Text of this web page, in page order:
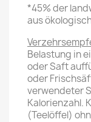
*45% der
aus
Belastung in
oder Saft
oder
verwendeter
Kalorienzahl.
(Teelöffel)